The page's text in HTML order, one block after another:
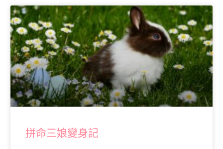
拼命三娘變身記